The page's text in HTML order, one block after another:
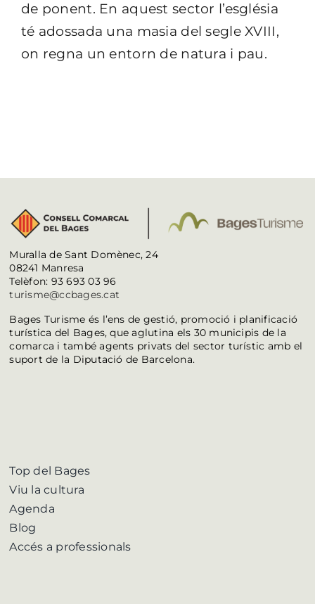
de ponent. En aquest sector l’església
té adossada una masia del segle XVIII,
on regna un entorn de natura i pau.
Muralla de Sant Domènec, 24
08241 Manresa
Telèfon: 93 693 03 96
turisme@ccbages.cat
Bages Turisme és l’ens de gestió, promoció i planificació
turística del Bages, que aglutina els 30 municipis de la
comarca i també agents privats del sector turístic amb el
suport de la Diputació de Barcelona.
Top del Bages
Viu la cultura
Agenda
Blog
Accés a professionals